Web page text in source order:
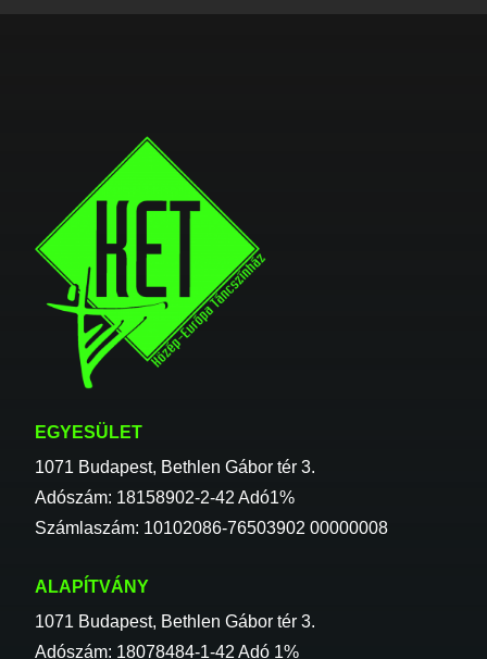
EGYESÜLET
1071 Budapest, Bethlen Gábor tér 3.
Adószám: 18158902-2-42 Adó1%
Számlaszám: 10102086-76503902 00000008
ALAPÍTVÁNY
1071 Budapest, Bethlen Gábor tér 3.
Adószám: 18078484-1-42 Adó 1%